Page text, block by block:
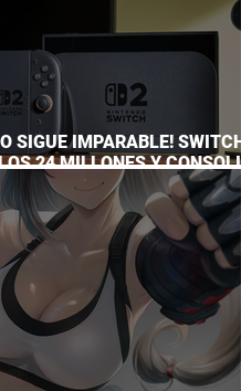
SIGUE IMPARABLE! SWITCH
24 MILLONES Y
DE LA GRAN N